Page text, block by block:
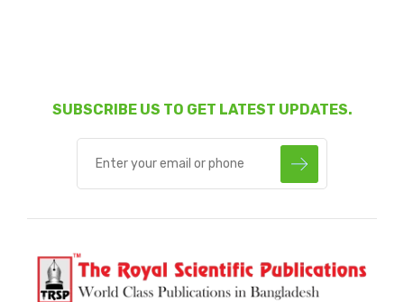
SUBSCRIBE US TO GET LATEST UPDATES.